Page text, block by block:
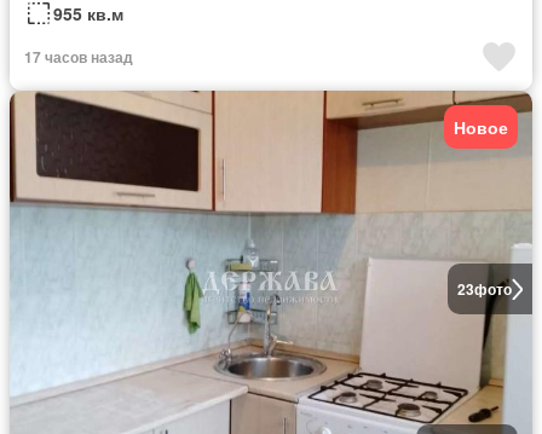
955 кв.м
17 часов назад
23фото
Новое